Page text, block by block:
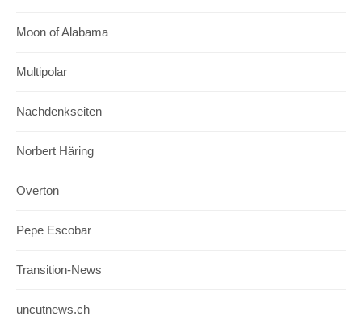
Moon of Alabama
Multipolar
Nachdenkseiten
Norbert Häring
Overton
Pepe Escobar
Transition-News
uncutnews.ch